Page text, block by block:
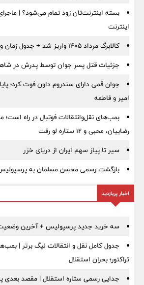
بسته اینترنت‌تان زود تمام می‌شود؟ |
اینترنت
کالابرگ مرداد ۱۴۰۵ واریز شد + جدول زمان و مبلغ کالابرگ
جزئیات قتل پسر جوان توسط پدرش در
جوان قمی دارای سندروم داون فوت کرد؛
امیر و فاطمه
بمب‌های نقل‌وانتقالات فوتبال در راه است؛
رضاییان، محبی و ۱۲ ستاره لو رفت
سیر تا پیاز سهم ایران از دریای خزر
بازگشت رسمی محسن مسلمان به
اخبار پربازدید
سه خرید جدید پرسپولیس + آخرین
جدول کامل نقل و انتقالات لیگ برتر |
تراکتور؛ بحران استقلال
جدایی رسمی ستاره استقلال | مقصد بعدی